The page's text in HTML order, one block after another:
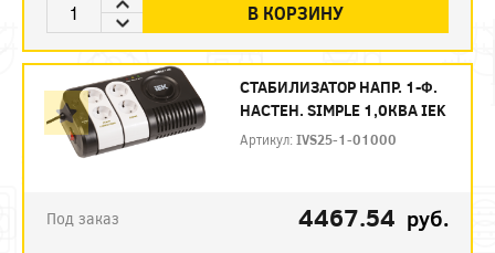
В КОРЗИНУ
СТАБИЛИЗАТОР НАПР. 1-Ф.
НАСТЕН. SIMPLE 1,0КВА IEK
Артикул:IVS25-1-01000
Под заказ 4467.54 руб.